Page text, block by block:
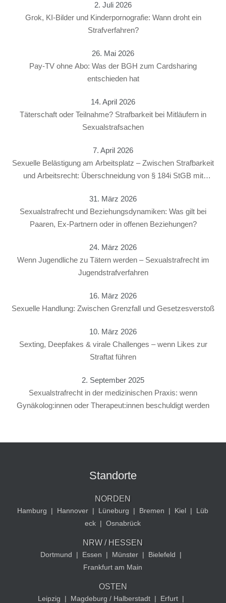
2. Juli 2026
Grok, KI-Bilder und Kinderpornografie: Wann droht ein
Strafverfahren?
26. Mai 2026
Pay-TV ohne Abo: Was der BGH zum Cardsharing
entschieden hat
14. April 2026
Täterschaft oder Teilnahme? Strafbarkeit bei Mitläufern in
Sexualstrafsachen
7. April 2026
Sexuelle Belästigung am Arbeitsplatz – Zwischen Strafbarkeit
und Arbeitsrecht: Überschneidung von § 184i StGB mit
31. März 2026
Sexualstrafrecht und Beziehungsdynamiken: Was gilt bei
Paaren, Ex-Partnern oder in offenen Beziehungen?
24. März 2026
Wenn Jugendliche zu Tätern werden – Sexualstrafrecht im
Jugendstrafverfahren
16. März 2026
Sexuelle Handlung: Zwischen Grenzfall und Gesetzesverstoß
10. März 2026
Sexting, Deepfakes & virale Challenges – wenn Likes zur
Straftat führen
2. September 2025
Sexualstrafrecht in der medizinischen Praxis: wenn
Gynäkolog:innen oder Therapeut:innen beschuldigt werden
Standorte
NORDEN
Hamburg | Hannover | Lüneburg | Bremen | Kiel |
Lüb
eck | Osnabrück
NRW / HESSEN
Dortmund | Essen | Münster | Bielefeld
|
Frankfurt am Main
OSTEN
Leipzig | Magdeburg / Halberstadt | Erfurt |